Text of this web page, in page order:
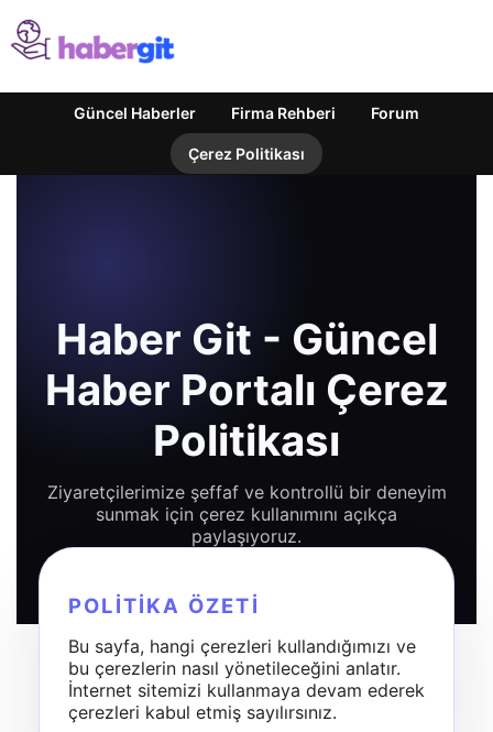
Güncel Haberler Firma Rehberi Forum
Çerez Politikası
Haber Git - Güncel
Haber Portalı Çerez
Politikası
Ziyaretçilerimize şeffaf ve kontrollü bir deneyim
sunmak için çerez kullanımını açıkça
paylaşıyoruz.
POLITIKA ÖZETI
Bu sayfa, hangi çerezleri kullandığımızı ve
bu çerezlerin nasıl yönetileceğini anlatır.
İnternet sitemizi kullanmaya devam ederek
çerezleri kabul etmiş sayılırsınız.